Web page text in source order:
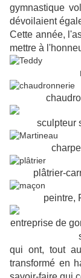
gymnastique
dévoilaient
Cette année,
mettre à
sculpteur
plâtrier-
peintre,
entreprise de
qui ont, tout
transformé en